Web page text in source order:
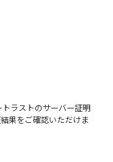
ラストのサーバー証明
果をご確認いただけま